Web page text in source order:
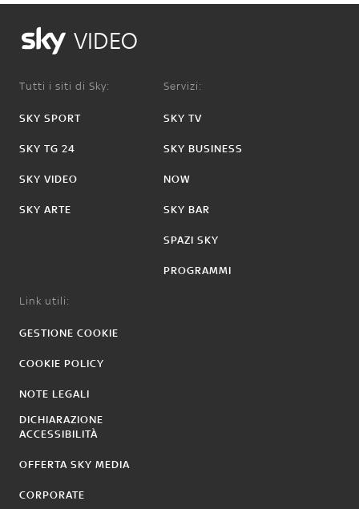
VIDEO
Tutti i siti di Sky:
SKY SPORT
SKY TG 24
SKY VIDEO
SKY ARTE
Servizi:
SKY TV
SKY BUSINESS
NOW
SKY BAR
SPAZI SKY
PROGRAMMI
Link utili:
GESTIONE COOKIE
COOKIE POLICY
NOTE LEGALI
DICHIARAZIONE
ACCESSIBILITÀ
OFFERTA SKY MEDIA
CORPORATE